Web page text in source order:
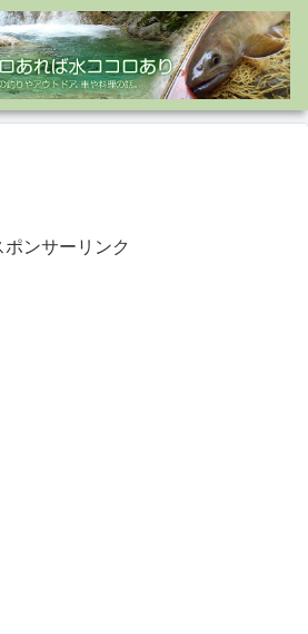
ポンサーリンク